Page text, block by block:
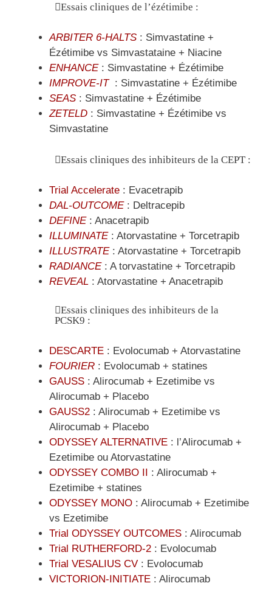
Essais cliniques de l’ézétimibe :
ARBITER 6-HALTS : Simvastatine +
Ézétimibe vs Simvastataine + Niacine
ENHANCE : Simvastatine + Ézétimibe
IMPROVE-IT : Simvastatine + Ézétimibe
SEAS : Simvastatine + Ézétimibe
ZETELD : Simvastatine + Ézétimibe vs
Simvastatine
Essais cliniques des inhibiteurs de la CEPT :
Trial Accelerate : Evacetrapib
DAL-OUTCOME : Deltracepib
DEFINE : Anacetrapib
ILLUMINATE : Atorvastatine + Torcetrapib
ILLUSTRATE : Atorvastatine + Torcetrapib
RADIANCE: A torvastatine + Torcetrapib
REVEAL : Atorvastatine + Anacetrapib
Essais cliniques des inhibiteurs de la
PCSK9 :
DESCARTE : Evolocumab + Atorvastatine
FOURIER : Evolocumab + statines
GAUSS : Alirocumab + Ezetimibe vs
Alirocumab + Placebo
GAUSS2 : Alirocumab + Ezetimibe vs
Alirocumab + Placebo
ODYSSEY ALTERNATIVE : l’Alirocumab +
Ezetimibe ou Atorvastatine
ODYSSEY COMBO II : Alirocumab +
Ezetimibe + statines
ODYSSEY MONO : Alirocumab + Ezetimibe
vs Ezetimibe
Trial ODYSSEY OUTCOMES : Alirocumab
Trial RUTHERFORD-2 : Evolocumab
Trial VESALIUS CV : Evolocumab
VICTORION-INITIATE : Alirocumab